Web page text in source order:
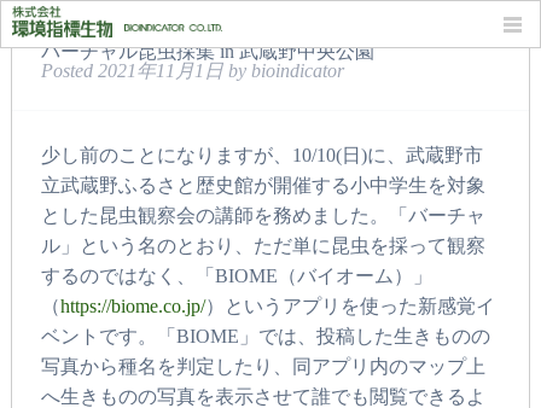
バーチャル昆虫採集 in 武蔵野中央公園
Posted 2021年11月1日 by bioindicator
少し前のことになりますが、10/10(日)に、武蔵野市
立武蔵野ふるさと歴史館が開催する小中学生を対象
とした昆虫観察会の講師を務めました。「バーチャ
ル」という名のとおり、ただ単に昆虫を採って観察
するのではなく、「BIOME（バイオーム）」
（https://biome.co.jp/）というアプリを使った新感覚イ
ベントです。「BIOME」では、投稿した生きものの
写真から種名を判定したり、同アプリ内のマップ上
へ生きものの写真を表示させて誰でも閲覧できるよ